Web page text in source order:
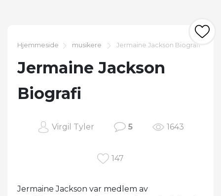
Hjemmeside musikere Jermaine Jackson Biografi
Jermaine Jackson
Biografi
Virgil Tyler 5 1643
147
Jermaine Jackson var medlem av